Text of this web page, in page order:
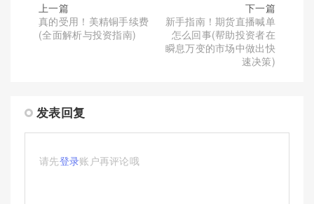
上一篇
真的受用！美精铜手续费
(全面解析与投资指南)
下一篇
新手指南！期货直播喊单
怎么回事(帮助投资者在
瞬息万变的市场中做出快
速决策)
发表回复
请先登录账户再评论哦